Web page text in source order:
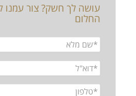
עושה לך חשק? צור
החלום